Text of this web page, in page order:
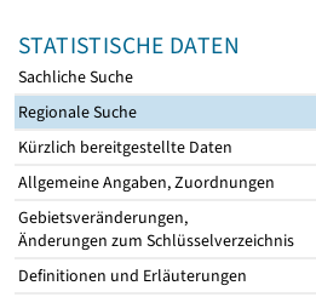
STATISTISCHE DATEN
Sachliche Suche
Regionale Suche
Kürzlich bereitgestellte Daten
Allgemeine Angaben, Zuordnungen
Gebietsveränderungen,
Änderungen zum Schlüsselverzeichnis
Definitionen und Erläuterungen